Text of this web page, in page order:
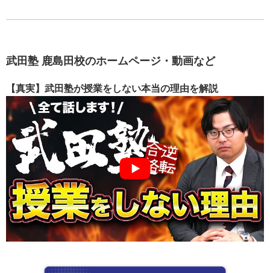
武田塾 鹿島田校のホームページ・動画など
【真実】武田塾が授業をしない本当の理由を解説